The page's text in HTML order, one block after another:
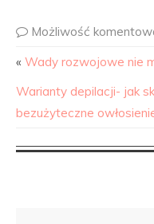
Możliwość
« Wady rozwojowe nie
Warianty depilacji- jak
bezużyteczne